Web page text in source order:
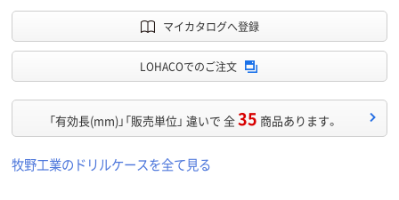
マイカタログへ登録
LOHACOでのご注文
「有効長(mm)」「販売単位」 違いで 全35 商品あります。
牧野工業のドリルケースを全て見る